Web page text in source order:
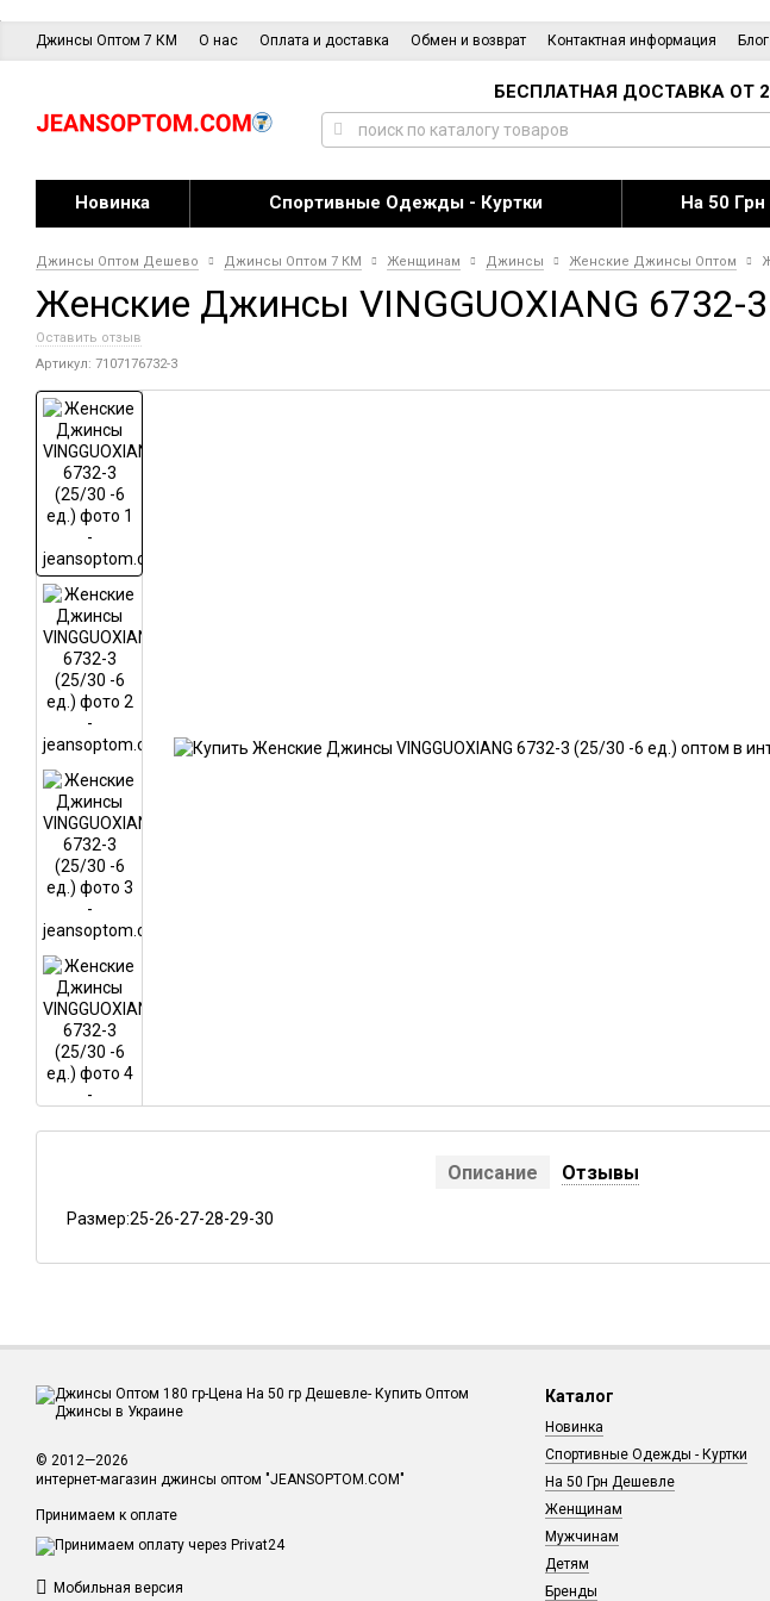
Джинсы Оптом 7 КМ О нас Оплата и доставка Обмен и возврат Контактная информация Блог
БЕСПЛАТНАЯ ДОСТАВКА ОТ
Новинка Спортивные Одежды - Куртки На 50
Джинсы Оптом Дешево Джинсы Оптом 7 КМ Женщинам Джинсы Женские Джинсы Оптом
Женские Джинсы VINGGUOXIANG 6732-
Оставить отзыв
Артикул: 7107176732-3
Описание Отзывы
Размер:25-26-27-28-29-30
© 2012—2026
интернет-магазин джинсы оптом "JEANSOPTOM.COM"
Принимаем к оплате
Мобильная версия
Каталог
Новинка
Спортивные Одежды - Куртки
На 50 Грн Дешевле
Женщинам
Мужчинам
Детям
Бренды